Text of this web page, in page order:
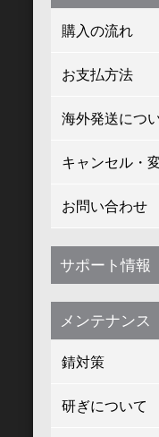
購入の流れ
お支払方法
海外発送につ
キャンセル・
お問い合わせ
サポート情報
メンテナンス
錆対策
研ぎについて